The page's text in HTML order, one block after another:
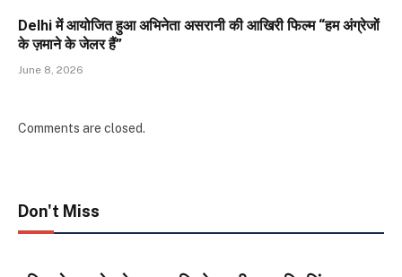
Delhi में आयोजित हुआ अभिनेता असरानी की आखिरी फिल्म “हम अंग्रेजों
के ज़माने के जेलर हैं”
June 8, 2026
Comments are closed.
Don't Miss